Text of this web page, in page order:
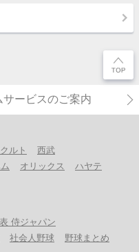
サービスのご案内
ルト
西武
オリックス
ハヤテ
侍ジャパン
社会人野球 野球まとめ